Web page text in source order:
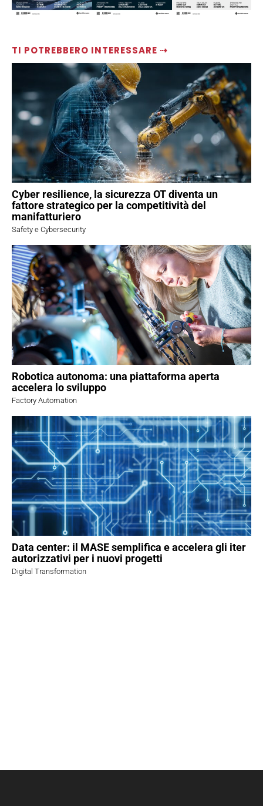
TI POTREBBERO INTERESSARE ⇢
Cyber resilience, la sicurezza OT diventa un
fattore strategico per la competitività del
manifatturiero
Safety e Cybersecurity
Robotica autonoma: una piattaforma aperta
accelera lo sviluppo
Factory Automation
Data center: il MASE semplifica e accelera gli iter
autorizzativi per i nuovi progetti
Digital Transformation